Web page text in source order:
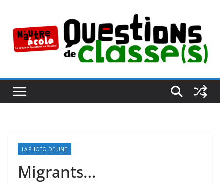
contenu
LA PHOTO DE UNE
Migrants…